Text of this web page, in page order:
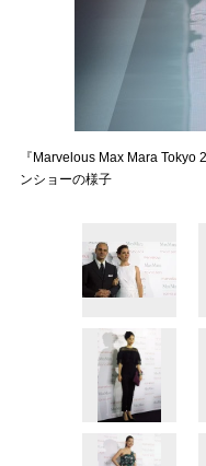
『Marvelous Max Mara
ンショーの様子